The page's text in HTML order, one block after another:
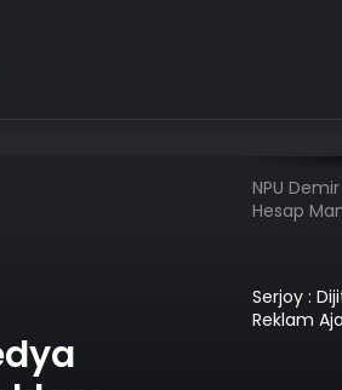
Serjoy :
Reklam
UETDS
Dijital